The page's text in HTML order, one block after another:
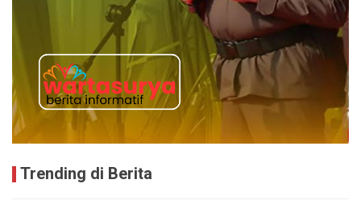
Trending di Berita